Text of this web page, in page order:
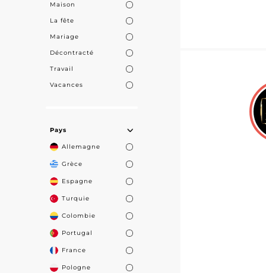
Maison
La fête
Mariage
Décontracté
Travail
Vacances
Pays
Allemagne
Grèce
Espagne
Turquie
Colombie
Portugal
France
Pologne